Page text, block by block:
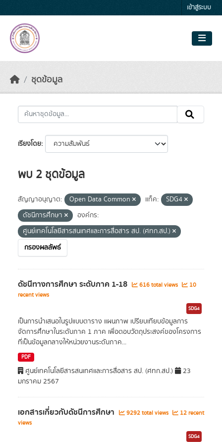
เข้าสู่ระบบ
ชุดข้อมูล
เรียงโดย
พบ 2 ชุดข้อมูล
สัญญาอนุญาต: Open Data Common แท็ค:
SDG4
ดัชนีการศึกษา
องค์กร:
ศูนย์เทคโนโลยีสารสนเทศและการสื่อสาร สป. (ศทก.สป.)
กรองผลลัพธ์
ดัชนีทางการศึกษา ระดับภาค 1-18 616 total views
10
recent views
SDG4
เป็นการนำเสนอในรูปแบบตาราง แผนภาพ เปรียบเทียบข้อมูลการ
จัดการศึกษาในระดับภาค 1 ภาค เพื่อตอบวัตถุประสงค์ของโครงการ
ที่เป็นข้อมูลกลางให้หน่วยงานระดับภาค...
PDF
ศูนย์เทคโนโลยีสารสนเทศและการสื่อสาร สป. (ศทก.สป.)
23
มกราคม 2567
เอกสารเกี่ยวกับดัชนีการศึกษา 9292 total views
12 recent
views
SDG4